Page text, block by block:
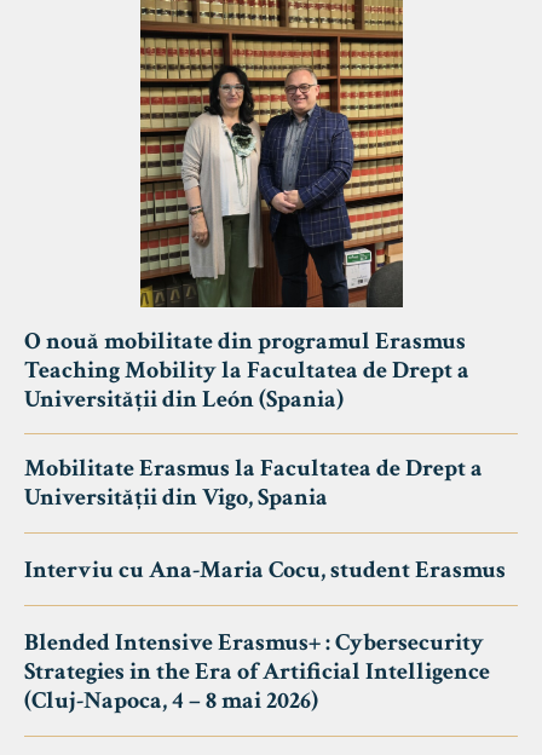
O nouă mobilitate din programul Erasmus
Teaching Mobility la Facultatea de Drept a
Universității din León (Spania)
Mobilitate Erasmus la Facultatea de Drept a
Universității din Vigo, Spania
Interviu cu Ana-Maria Cocu, student Erasmus
Blended Intensive Erasmus+ : Cybersecurity
Strategies in the Era of Artificial Intelligence
(Cluj-Napoca, 4 – 8 mai 2026)